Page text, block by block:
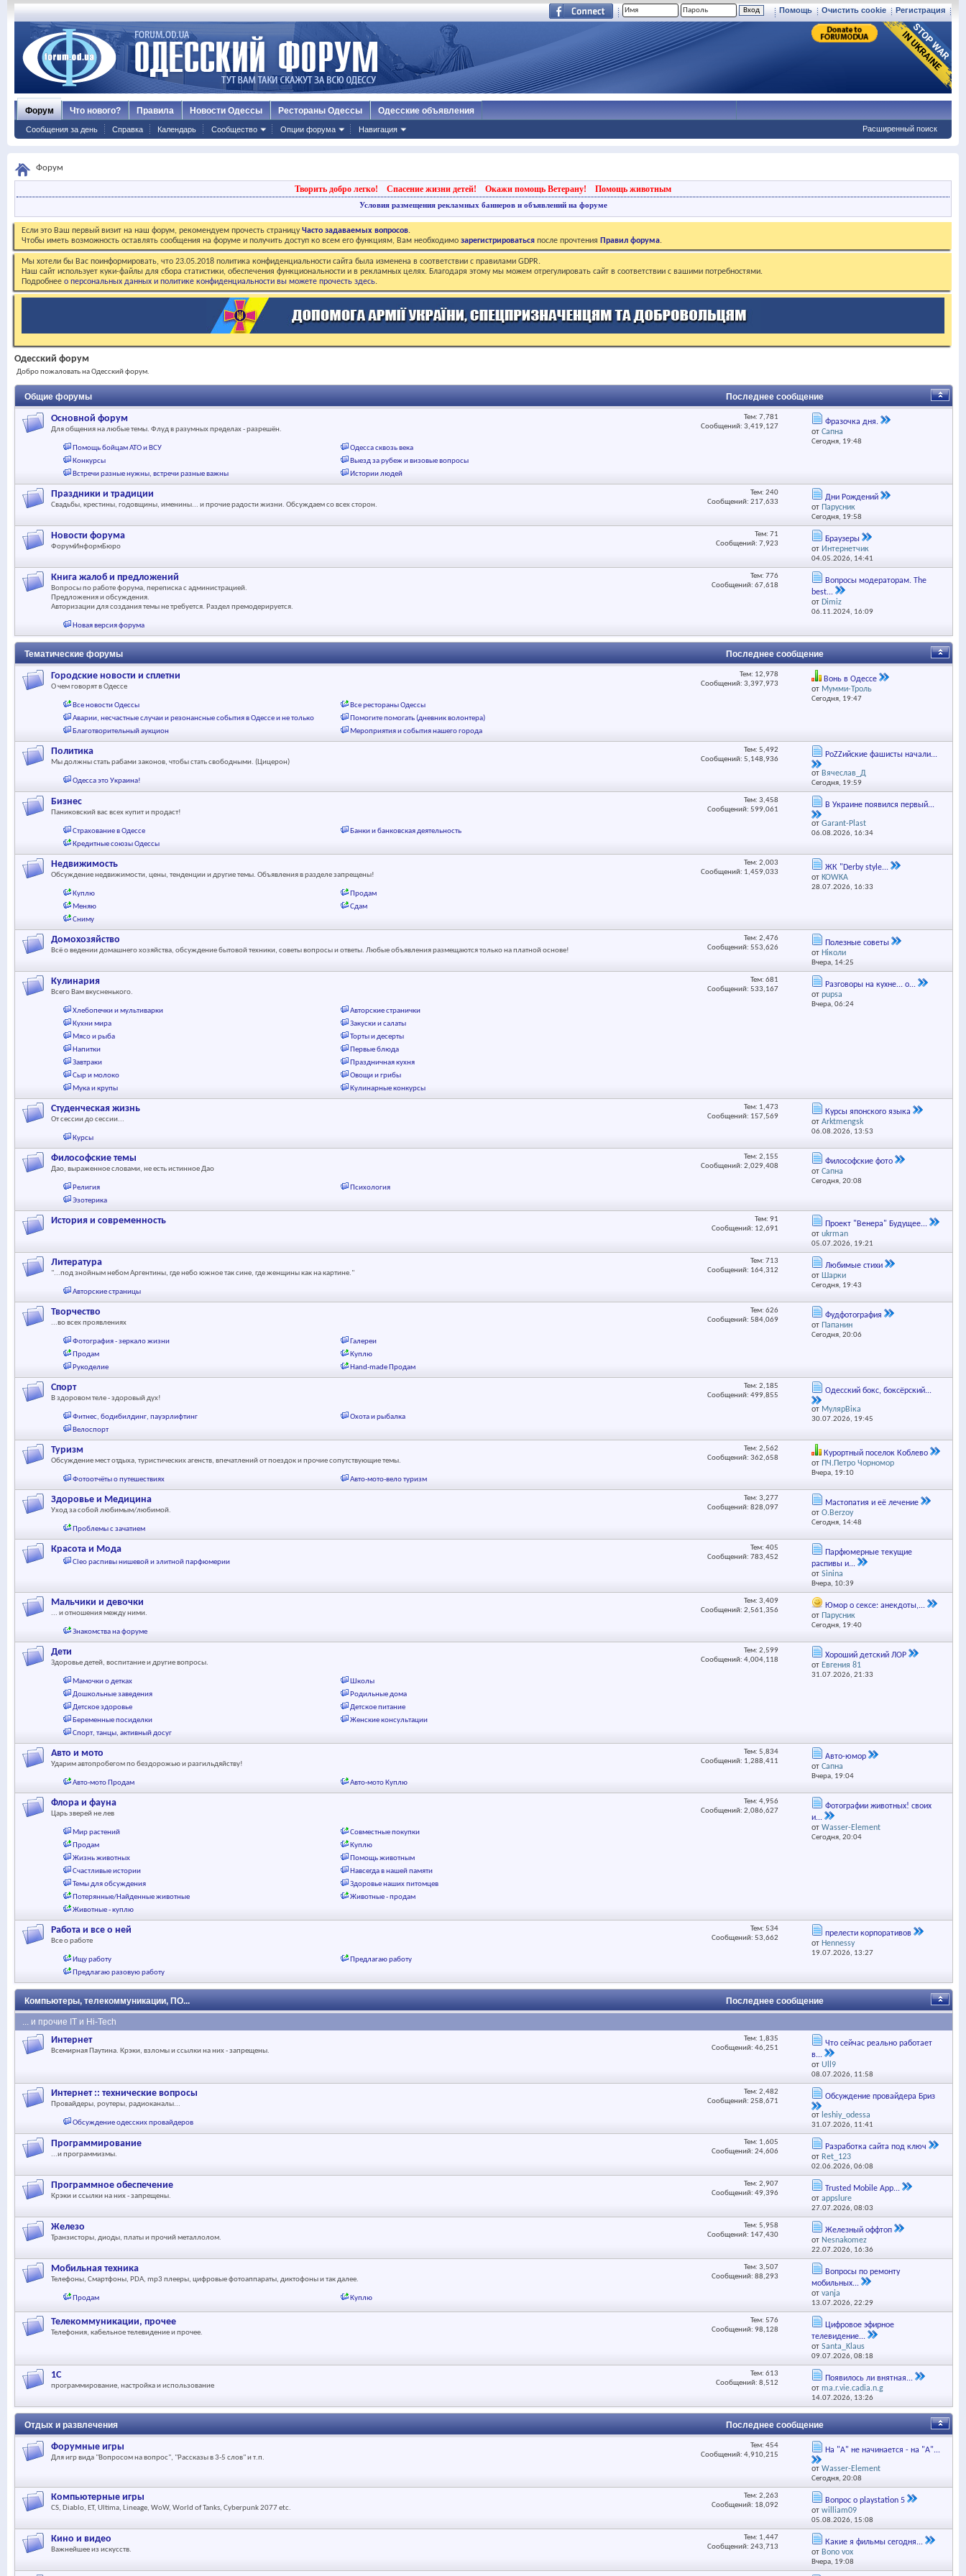
Регистрация
Очистить cookie
Помощь
Форум
Сообщения за день Справка Календарь Сообщество Опции форума Навигация
Что нового? Правила Новости Одессы Рестораны Одессы Одесские объявления
Расширенный поиск
Форум
Творить добро легко! Спасение жизни детей! Окажи помощь Ветерану! Помощь животным
Условия размещения рекламных баннеров и объявлений на форуме
Если это Ваш первый визит на наш форум, рекомендуем прочесть страницуЧасто задаваемых вопросов.
Чтобы иметь возможность оставлять сообщения на форуме и получить доступ ко всем его функциям, Вам необходимо зарегистрироваться после прочтения Правил форума.
Мы хотели бы Вас поинформировать, что 23.05.2018 политика конфиденциальности сайта была изменена в соответствии с правилами GDPR.
Наш сайт использует куки-файлы для сбора статистики, обеспечения функциональности и в рекламных целях. Благодаря этому мы можем отрегулировать сайт в соответствии с вашими потребностями.
Подробнее о персональных данных и политике конфиденциальности вы можете прочесть здесь.
Одесский форум
Добро пожаловать на Одесский форум.
Общие форумы Последнее сообщение
Основной форум
Для общения на любые темы. Флуд в разумных пределах - разрешён.
Помощь бойцам АТО и ВСУ
Одесса сквозь века
Конкурсы
Выезд за рубеж и визовые вопросы
Встречи разные нужны, встречи разные важны
Истории людей
Тем: 7,781
Сообщений: 3,419,127
Фразочка дня.
отСапна
Сегодня, 19:48
Праздники и традиции
Свадьбы, крестины, годовщины, именины... и прочие радости жизни. Обсуждаем со всех сторон.
Тем: 240
Сообщений: 217,633
Дни Рождений
от Парусник
Сегодня, 19:58
Новости форума
ФорумИнформБюро
Тем: 71
Сообщений: 7,923
Браузеры
от Интернетчик
04.05.2026, 14:41
Книга жалоб и предложений
Вопросы по работе форума, переписка с администрацией.
Предложения и обсуждения.
Авторизации для создания темы не требуется. Раздел премодерируется.
Новая версия форума
Тем: 776
Сообщений: 67,618
Вопросы модераторам. The
best...
от Dimiz
06.11.2024, 16:09
Тематические форумы Последнее сообщение
Городские новости и сплетни
О чем говорят в Одессе
Все новости Одессы
Все рестораны Одессы
Аварии, несчастные случаи и резонансные события в Одессе и не только
Помогите помогать (дневник волонтера)
Благотворительный аукцион
Мероприятия и события нашего города
Тем: 12,978
Сообщений: 3,397,973
Вонь в Одессе
от Мумми-Троль
Сегодня, 19:47
Политика
Мы должны стать рабами законов, чтобы стать свободными. (Цицерон)
Одесса это Украина!
Тем: 5,492
Сообщений: 5,148,936
РоZZийские фашисты начали...
от Вячеслав_Д
Сегодня, 19:59
Бизнес
Паниковский вас всех купит и продаст!
Страхование в Одессе
Банки и банковская деятельность
Кредитные союзы Одессы
Тем: 3,458
Сообщений: 599,061
В Украине появился первый...
отGarant-Plast
06.08.2026, 16:34
Недвижимость
Обсуждение недвижимости, цены, тенденции и другие темы. Объявления в разделе запрещены!
Куплю
Продам
Меняю
Сдам
Сниму
Тем: 2,003
Сообщений: 1,459,033
ЖК "Derby style...
от KOWKA
28.07.2026, 16:33
Домохозяйство
Всё о ведении домашнего хозяйства, обсуждение бытовой техники, советы вопросы и ответы. Любые объявления размещаются только на платной основе!
Тем: 2,476
Сообщений: 553,626
Полезные советы
от Ніколи
Вчера, 14:25
Кулинария
Всего Вам вкусненького.
Хлебопечки и мультиварки
Авторские странички
Кухни мира
Закуски и салаты
Мясо и рыба
Торты и десерты
Напитки
Первые блюда
Завтраки
Праздничная кухня
Сыр и молоко
Овощи и грибы
Мука и крупы
Кулинарные конкурсы
Тем: 681
Сообщений: 533,167
Разговоры на кухне... о...
отpupsa
Вчера,06:24
Студенческая жизнь
От сессии до сессии...
Курсы
Тем: 1,473
Сообщений: 157,569
Курсы японского языка
отАrktmengsk
06.08.2026, 13:53
Философские темы
Дао, выраженное словами, не есть истинное Дао
Религия
Психология
Эзотерика
Тем: 2,155
Сообщений: 2,029,408
Философские фото
отСапна
Сегодня,20:08
История и современность
Тем: 91
Сообщений: 12,691
Проект "Венера" Будущее...
отukrman
05.07.2026, 19:21
Литература
"...под знойным небом Аргентины, где небо южное так сине, где женщины как на картине."
Авторские страницы
Тем: 713
Сообщений: 164,312
Любимые стихи
от Шарки
Сегодня, 19:43
Творчество
...во всех проявлениях
Фотография - зеркало жизни
Галереи
Продам
Куплю
Рукоделие
Hand-made Продам
Тем: 626
Сообщений: 584,069
Фудфотография
от Папанин
Сегодня,20:06
Спорт
В здоровом теле - здоровый дух!
Фитнес, бодибилдинг, пауэрлифтинг
Охота и рыбалка
Велоспорт
Тем: 2,185
Сообщений: 499,855
Одесский бокс, боксёрский...
от МулярВіка
30.07.2026, 19:45
Туризм
Обсуждение мест отдыха, туристических агенств, впечатлений от поездок и прочие сопутствующие темы.
Фотоотчёты о путешествиях Авто-мото-вело туризм
Тем: 2,562
Сообщений: 362,658
Курортный поселок Коблево
от ПЧ.Петро Чорномор
Вчера, 19:10
Здоровье и Медицина
Уход за собой любимым/любимой.
Проблемы с зачатием
Тем: 3,277
Сообщений: 828,097
Мастопатия и её лечение
отO.Berzoy
Сегодня, 14:48
Красота и Мода
Cleo распивы нишевой и элитной парфюмерии
Тем: 405
Сообщений: 783,452
Парфюмерные текущие
распивы и...
отSinina
Вчера, 10:39
Мальчики и девочки
... и отношения между ними.
Знакомства на форуме
Тем: 3,409
Сообщений: 2,561,356
Юмор о сексе: анекдоты,...
от Парусник
Сегодня, 19:40
Дети
Здоровье детей, воспитание и другие вопросы.
Мамочки о детках
Школы
Дошкольные заведения
Родильные дома
Детское здоровье
Детское питание
Беременные посиделки
Женские консультации
Спорт, танцы, активный досуг
Тем: 2,599
Сообщений: 4,004,118
Хороший детский ЛОР
от Евгения 81
31.07.2026,21:33
Авто и мото
Ударим автопробегом по бездорожью и разгильдяйству!
Авто-мото Продам Авто-мото Куплю
Тем: 5,834
Сообщений: 1,288,411
Авто-юмор
отСапна
Вчера, 19:04
Флора и фауна
Царь зверей не лев
Мир растений
Совместные покупки
Продам
Куплю
Жизнь животных
Помощь животным
Счастливые истории
Навсегда в нашей памяти
Темы для обсуждения
Здоровье наших питомцев
Потерянные/Найденные животные
Животные - продам
Животные - куплю
Тем: 4,956
Сообщений: 2,086,627
Фотографии животных! своих
и...
отWasser-Element
Сегодня,20:04
Работа и все о ней
Все о работе
Ищу работу
Предлагаю работу
Предлагаю разовую работу
Тем: 534
Сообщений: 53,662
прелести корпоративов
от Hennessy
19.07.2026, 13:27
Компьютеры, телекоммуникации, ПО... Последнее сообщение
... и прочие IT и Hi-Tech
Интернет
Всемирная Паутина. Крэки, взломы и ссылки на них - запрещены.
Тем: 1,835
Сообщений: 46,251
Что сейчас реально работает
в...
отUll9
08.07.2026, 11:58
Интернет :: технические вопросы
Провайдеры, роутеры, радиоканалы...
Обсуждение одесских провайдеров
Тем: 2,482
Сообщений: 258,671
Обсуждение провайдера Бриз
от leshiy_odessa
31.07.2026, 11:41
Программирование
...и программизмы.
Тем: 1,605
Сообщений: 24,606
Разработка сайта под ключ
от Ret_123
02.06.2026,06:08
Программное обеспечение
Крэки и ссылки на них - запрещены.
Тем: 2,907
Сообщений: 49,396
Trusted Mobile App...
отappslure
27.07.2026,08:03
Железо
Транзисторы, диоды, платы и прочий металлолом.
Тем: 5,958
Сообщений: 147,430
Железный оффтоп
от Nesnakomez
22.07.2026, 16:36
Мобильная техника
Телефоны, Смартфоны, PDA, mp3 плееры, цифровые фотоаппараты, диктофоны и так далее.
Продам Куплю
Тем: 3,507
Сообщений: 88,293
Вопросы по ремонту
мобильных...
отvanja
13.07.2026,22:29
Телекоммуникации, прочее
Телефония, кабельное телевидение и прочее.
Тем: 576
Сообщений: 98,128
Цифровое эфирное
телевидение...
отSanta_Klaus
09.07.2026,08:18
1С
программирование, настройка и использование
Тем: 613
Сообщений: 8,512
Появилось ли внятная...
отma.r.vie.cadia.n.g
14.07.2026, 13:26
Отдых и развлечения Последнее сообщение
Форумные игры
Для игр вида "Вопросом на вопрос", "Рассказы в 3-5 слов" и т.п.
Тем: 454
Сообщений: 4,910,215
На "А" не начинается - на "А"...
отWasser-Element
Сегодня,20:08
Компьютерные игры
CS, Diablo, ET, Ultima, Lineage, WoW, World of Tanks, Cyberpunk 2077 etc.
Тем: 2,263
Сообщений: 18,092
Вопрос о playstation 5
отwilliam09
05.08.2026, 15:08
Кино и видео
Важнейшее из искусств.
Тем: 1,447
Сообщений: 243,713
Какие я фильмы сегодня...
от Bono vox
Вчера, 19:08